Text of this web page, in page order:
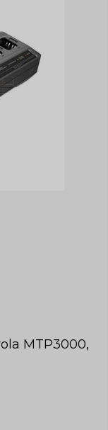
MTP3000,